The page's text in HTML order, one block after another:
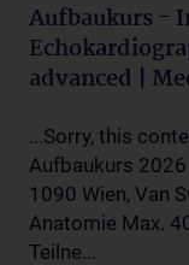
Aufbaukurs -
advanced |
...Sorry, this
Aufbaukurs
1090 Wien, Van
Anatomie Max.
Teilne...